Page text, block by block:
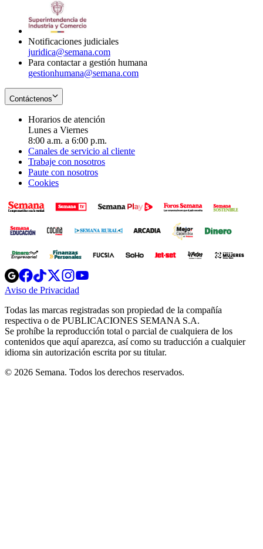
Notificaciones judiciales
juridica@semana.com
Para contactar a gestión humana
gestionhumana@semana.com
Contáctenos
Horarios de atención
Lunes a Viernes
8:00 a.m. a 6:00 p.m.
Canales de servicio al cliente
Trabaje con nosotros
Paute con nosotros
Cookies
Opens
in
new
Opens
in
new
Opens
in
new
window
Opens
new
windowwindow
Aviso de Privacidad
new
window
Todas las marcas registradas son propiedad de la compañía
respectiva o de PUBLICACIONES SEMANA S.A.
Se prohíbe la reproducción total o parcial de cualquiera de los
contenidos que aquí aparezca, así como su traducción a cualquier
idioma sin autorización escrita por su titular.
© 2026 Semana. Todos los derechos reservados.